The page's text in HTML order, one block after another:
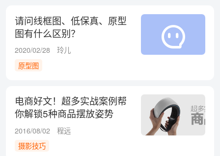
请问线框图、低保真、原型
图有什么区别？
2020/02/28
玲儿
原型图
电商好文！超多实战案例帮
你解锁5种商品摆放姿势
2016/08/02
程远
摄影技巧